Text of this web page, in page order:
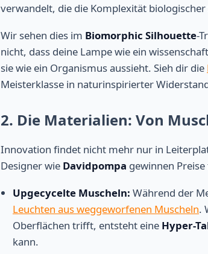
verwandelt, die die Komplexität
Wir sehen dies im Biomorphic Silhouette-
nicht, dass deine Lampe wie ein
sie wie ein Organismus aussieht. Sieh dir die
Meisterklasse in naturinspirierter
2. Die Materialien: Von
Innovation findet nicht mehr nur in
Designer wie Davidpompa gewinnen
Upgecycelte Muscheln: Während der
Leuchten aus weggeworfenen Muscheln.
Oberflächen trifft, entsteht eine Hyper-
kann.